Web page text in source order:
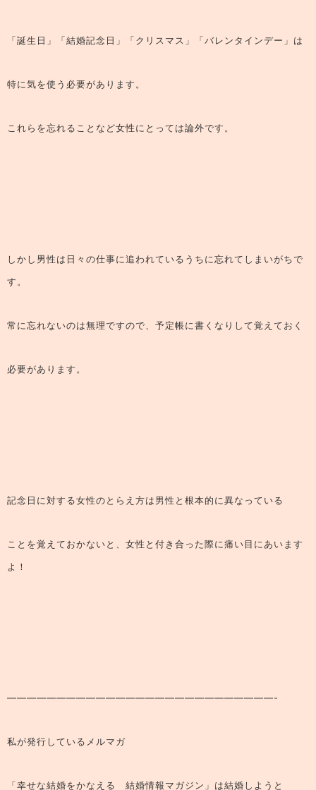
「誕生日」「結婚記念日」「クリスマス」「バレンタインデー」は
特に気を使う必要があります。
これらを忘れることなど女性にとっては論外です。
しかし男性は日々の仕事に追われているうちに忘れてしまいがちで
す。
常に忘れないのは無理ですので、予定帳に書くなりして覚えておく
必要があります。
記念日に対する女性のとらえ方は男性と根本的に異なっている
ことを覚えておかないと、女性と付き合った際に痛い目にあいます
よ！
———————————————————————————-
私が発行しているメルマガ
「幸せな結婚をかなえる 結婚情報マガジン」は結婚しようと